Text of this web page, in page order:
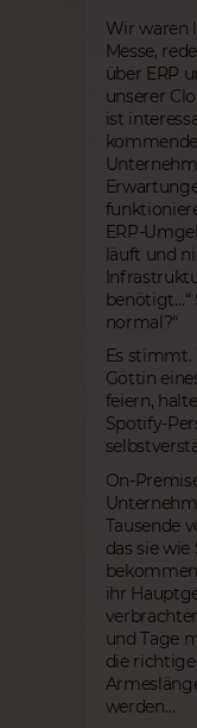
Wir waren
Messe,
über ERP
unserer
ist
ERP-
läuft und
benötigt…“
normal?“
Es stimmt.
Göttin
feiern,
Spotify-
On-
Tausende
das sie
ihr
und Tage
die
werden…